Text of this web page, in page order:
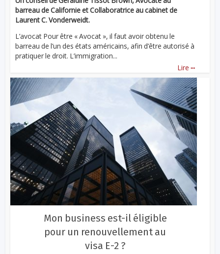
barreau de Californie et Collaboratrice au cabinet de
Laurent C. Vonderweidt.
L’avocat Pour être « Avocat », il faut avoir obtenu le
barreau de l’un des états américains, afin d’être autorisé à
pratiquer le droit. L’immigration...
Lire ...
Mon business est-il éligible
pour un renouvellement au
visa E-2 ?